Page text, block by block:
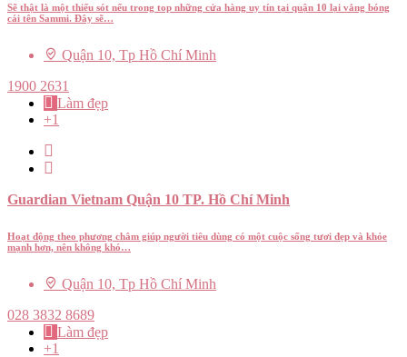
Sẽ thật là một thiếu sót nếu trong top những cửa hàng uy tín tại quận 10 lại vắng bóng
cái tên Sammi. Đây sẽ…
Quận 10, Tp Hồ Chí Minh
1900 2631
Làm đẹp
+1
Guardian Vietnam Quận 10 TP. Hồ Chí Minh
Hoạt động theo phương châm giúp người tiêu dùng có một cuộc sống tươi đẹp và khỏe
mạnh hơn, nên không khó…
Quận 10, Tp Hồ Chí Minh
028 3832 8689
Làm đẹp
+1